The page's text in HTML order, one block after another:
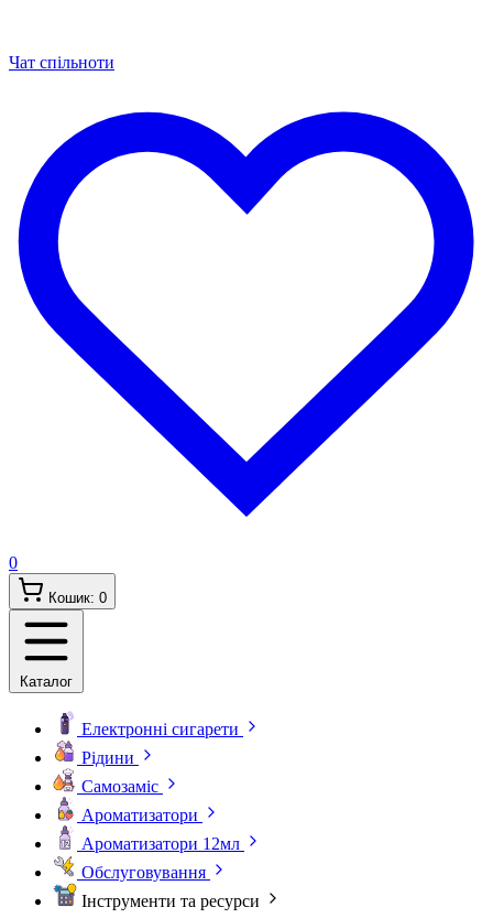
Чат спільноти
0
Кошик: 0
Каталог
Електронні сигарети
Рідини
Самозаміс
Ароматизатори
Ароматизатори 12мл
Обслуговування
Інструменти та ресурси